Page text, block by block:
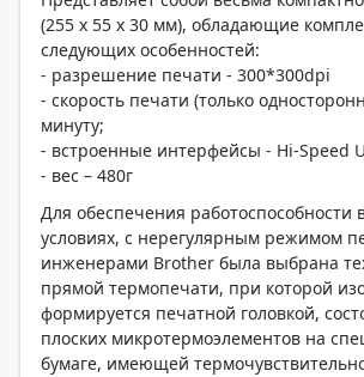
(255 x 55 x 30 мм), обладающие
следующих особенностей:
- разрешение печати - 300*300dpi
- скорость печати (только
минуту;
- встроенные интерфейсы - Hi-Speed
- вес – 480г
Для обеспечения работоспособности
условиях, с нерегулярным режимом
инженерами Brother была выбрана
прямой термопечати, при которой
формируется печатной головкой,
плоских микротермоэлементов на
бумаге, имеющей